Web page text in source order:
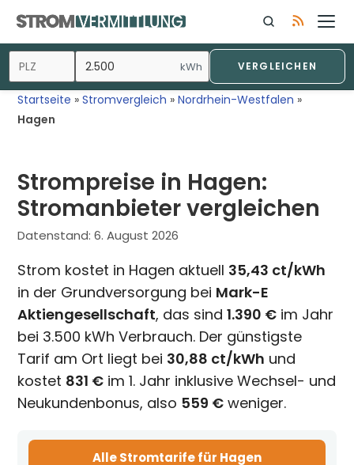
Inhalt
springen
kWh VERGLEICHEN
Startseite »Stromvergleich »Nordrhein-Westfalen »
Hagen
Strompreise in Hagen:
Stromanbieter vergleichen
Datenstand:6. August 2026
Strom kostet in Hagen aktuell 35,43 ct/kWh
in der Grundversorgung bei Mark-E
Aktiengesellschaft, das sind1.390 € im Jahr
bei 3.500 kWh Verbrauch. Der günstigste
Tarif am Ort liegt bei 30,88 ct/kWh und
kostet 831 € im 1. Jahr inklusive Wechsel- und
Neukundenbonus, also 559 € weniger.
Alle Stromtarife für Hagen